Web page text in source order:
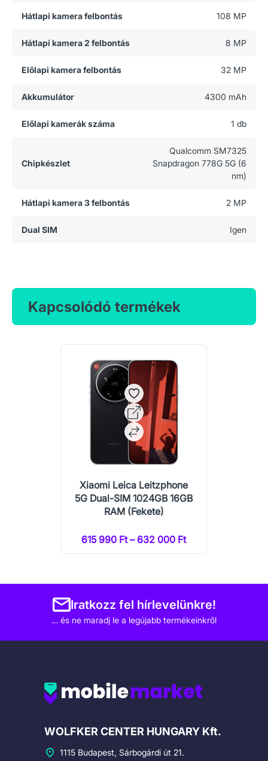
Hátlapi kamera felbontás 108 MP
Hátlapi kamera 2 felbontás 8 MP
Előlapi kamera felbontás 32 MP
Akkumulátor 4300 mAh
Előlapi kamerák száma 1 db
Chipkészlet
Qualcomm SM7325
Snapdragon 778G 5G (6
nm)
Hátlapi kamera 3 felbontás 2 MP
Dual SIM Igen
Kapcsolódó termékek
Xiaomi Leica Leitzphone
5G Dual-SIM 1024GB 16GB
RAM (Fekete)
615 990 Ft – 632 000 Ft
Iratkozz fel hírlevelünkre!
… és ne maradj le a legújabb termékeinkről
Cégadatok
WOLFKER CENTER HUNGARY Kft.
1115 Budapest, Sárbogárdi út 21.